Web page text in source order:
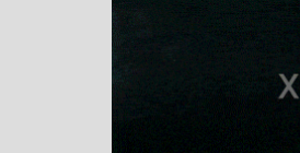
Перейти к основному содержанию